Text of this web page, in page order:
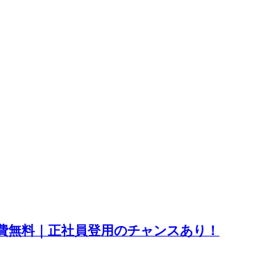
料｜正社員登用のチャンスあり！